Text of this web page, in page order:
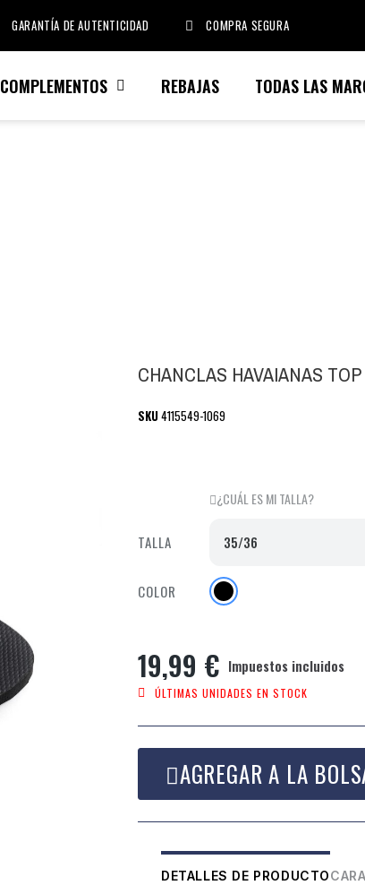
GARANTÍA DE AUTENTICIDAD COMPRA SEGURA
COMPLEMENTOS REBAJAS TODAS LAS
CHANCLAS HAVAIANAS
SKU4115549-1069
¿CUÁL ES MI TALLA?
TALLA
COLOR
19,99 € Impuestos incluidos
ÚLTIMAS UNIDADES EN STOCK
AGREGAR A LA
DETALLES DE PRODUCTO